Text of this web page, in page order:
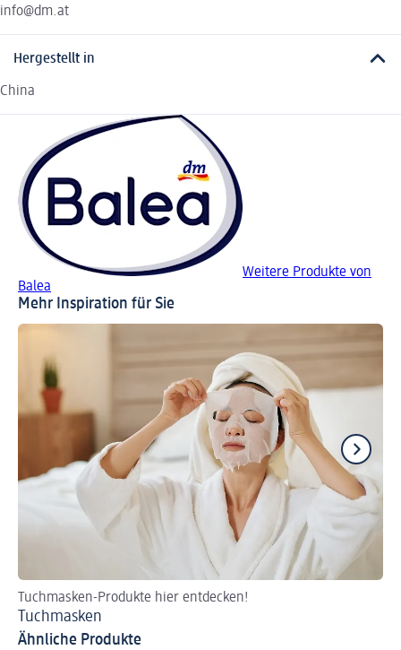
info@dm.at
Hergestellt in
China
Weitere Produkte von
Balea
Mehr Inspiration für Sie
Tuchmasken-Produkte hier entdecken!
Tuchmasken
Ähnliche Produkte